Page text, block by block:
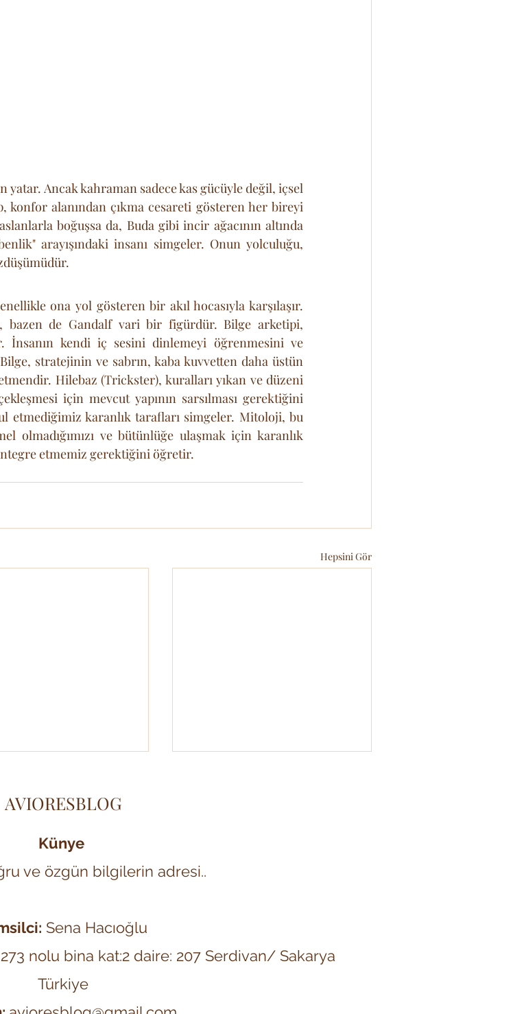
Ancak kahraman sadece kas gücüyle değil, içsel
konfor alanından çıkma cesareti gösteren her bireyi
boğuşsa da, Buda gibi incir ağacının altında
arayışındaki insanı simgeler. Onun yolculuğu,
ona yol gösteren bir akıl hocasıyla karşılaşır.
de Gandalf vari bir figürdür. Bilge arketipi,
İnsanın kendi iç sesini dinlemeyi öğrenmesini ve
stratejinin ve sabrın, kaba kuvvetten daha üstün
Hilebaz (Trickster), kuralları yıkan ve düzeni
için mevcut yapının sarsılması gerektiğini
etmediğimiz karanlık tarafları simgeler. Mitoloji, bu
olmadığımızı ve bütünlüğe ulaşmak için karanlık
etmemiz gerektiğini öğretir.
Hepsini Gör
AVIORESBLOG
Künye
ve özgün bilgilerin adresi..
Sena Hacıoğlu
nolu bina kat:2 daire: 207 Serdivan/ Sakarya
Türkiye